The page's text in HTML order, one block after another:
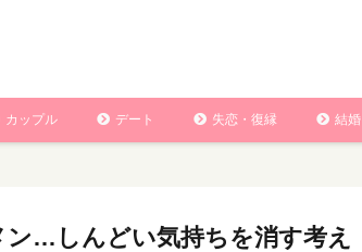
カップル デート 失恋・復縁 結婚
…しんどい気持ちを消す考え